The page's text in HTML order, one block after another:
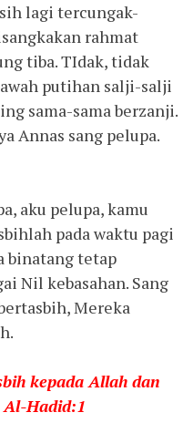
lagi tercungak-
rahmat
tiba. TIdak, tidak
putihan salji-salji
sama-sama berzanji.
Annas sang pelupa.
aku pelupa, kamu
pada waktu pagi
binatang tetap
Nil kebasahan. Sang
Mereka
kepada Allah dan
Al-Hadid:1